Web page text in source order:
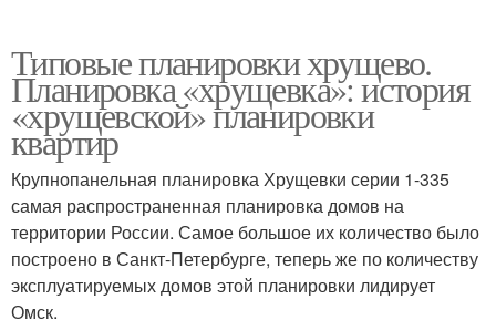
Типовые планировки хрущево.
Планировка «хрущевка»: история
«хрущевской» планировки
квартир
Крупнопанельная планировка Хрущевки серии 1-335
самая распространенная планировка домов на
территории России. Самое большое их количество было
построено в Санкт-Петербурге, теперь же по количеству
эксплуатируемых домов этой планировки лидирует
Омск.